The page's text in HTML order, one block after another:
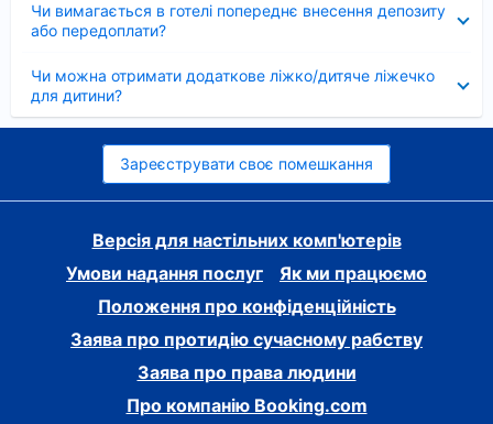
Чи вимагається в готелі попереднє внесення депозиту
або передоплати?
Чи можна отримати додаткове ліжко/дитяче ліжечко
для дитини?
Зареєструвати своє помешкання
Версія для настільних комп'ютерів
Умови надання послуг
Як ми працюємо
Положення про конфіденційність
Заява про протидію сучасному рабству
Заява про права людини
Про компанію Booking.com